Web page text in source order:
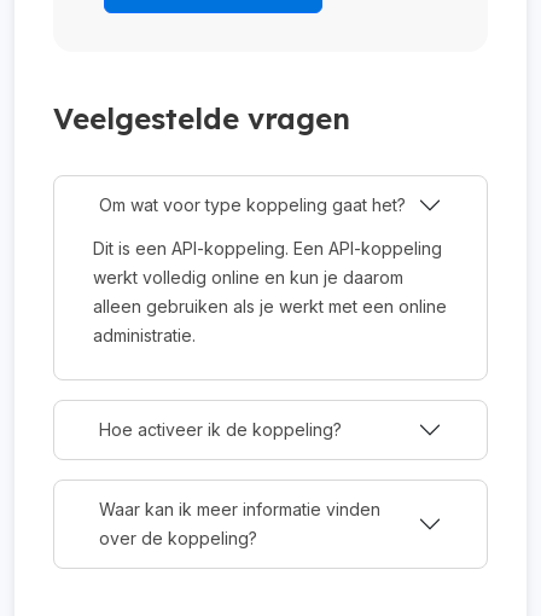
Veelgestelde vragen
Om wat voor type koppeling gaat het?
Dit is een API-koppeling. Een API-koppeling
werkt volledig online en kun je daarom
alleen gebruiken als je werkt met een online
administratie.
Hoe activeer ik de koppeling?
Waar kan ik meer informatie vinden
over de koppeling?